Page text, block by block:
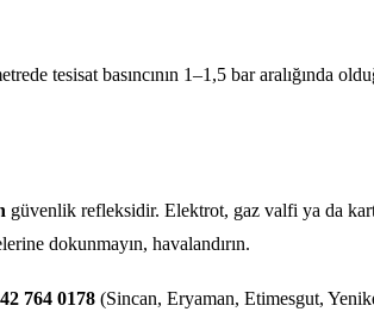
tesisat basıncının 1–1,5 bar aralığında
güvenlik refleksidir. Elektrot, gaz valfi ya da
dokunmayın, havalandırın.
764 0178 (Sincan, Eryaman, Etimesgut,